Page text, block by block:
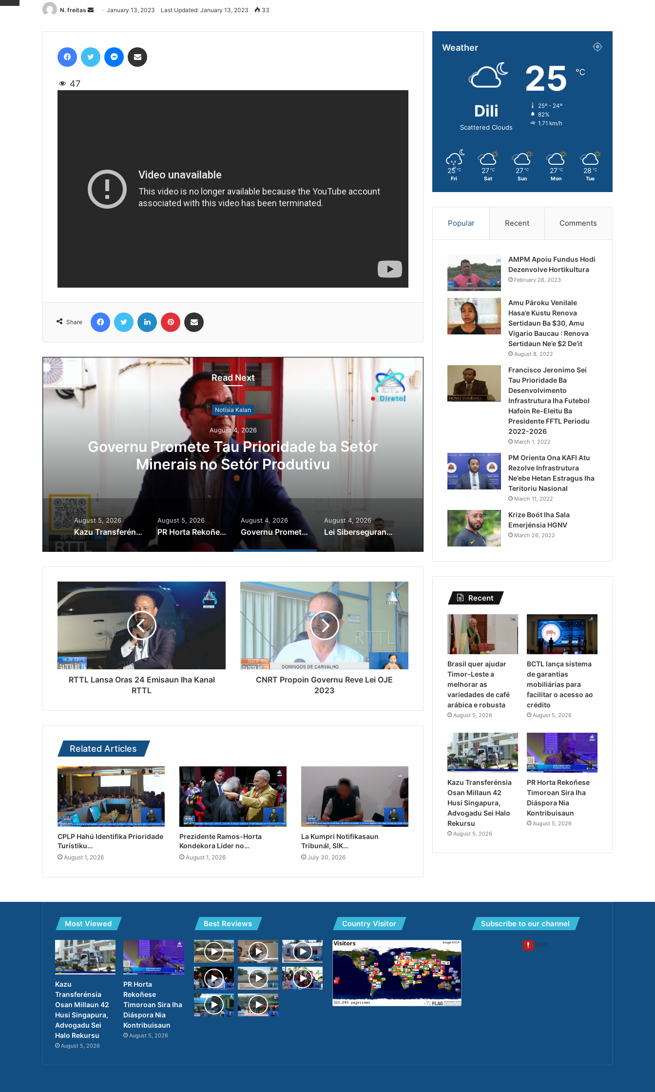
N. freitas
Send
email
January 13, 2023 Last Updated: January 13, 2023 33
47
Share
Read Next
Notísia Kalan
August 4, 2026
Governu Promete Tau Prioridade ba Setór
Minerais no Setór Produtivu
Lei Siberseguransa Ajuda
Kaptura Autór Kriminozu
Estranjeiru
August 5, 2026
Kazu Transferénsia Osan Millaun 42 Husi Singapura, Advogadu Sei Halo Rekursu
August 5, 2026
PR Horta Rekoñese Timoroan Sira Iha Diáspora Nia Kontribuisaun
August 4, 2026
Governu Promete Tau Prioridade ba Setór Minerais no Setór Produtivu
August 4, 2026
Lei Siberseguransa Ajuda Autoridade Polisiál Kaptura Autór Kriminozu ho Paradeiru Iha Estranjeiru
RTTL Lansa Oras 24 Emisaun Iha Kanal
RTTL
CNRT Propoin Governu Reve Lei OJE
2023
Related Articles
CPLP Hahú Identifika Prioridade
Turístiku…
August 1, 2026
Prezidente Ramos-Horta
Kondekora Líder no…
August 1, 2026
La Kumpri Notifikasaun
Tribunál, SIK…
July 30, 2026
Weather
Dili
Scattered Clouds
25 ℃
25º - 24º
82%
1.71 km/h
25 ℃
Fri
27 ℃
Sat
27 ℃
Sun
27 ℃
Mon
28 ℃
Tue
Popular Recent Comments
AMPM Apoiu Fundus Hodi
Dezenvolve Hortikultura
February 28, 2023
Amu Pároku Venilale
Hasa’e Kustu Renova
Sertidaun Ba $30, Amu
Vigario Baucau : Renova
Sertidaun Ne’e $2 De’it
August 8, 2022
Francisco Jeronimo Sei
Tau Prioridade Ba
Desenvolvimento
Infrastrutura Iha Futebol
Hafoin Re-Eleitu Ba
Presidente FFTL Periodu
2022-2026
March 1, 2022
PM Orienta Ona KAFI Atu
Rezolve Infrastrutura
Ne’ebe Hetan Estragus Iha
Teritoriu Nasional
March 11, 2022
Krize Boót Iha Sala
Emerjénsia HGNV
March 26, 2022
Recent
Brasil quer ajudar
Timor-Leste a
melhorar as
variedades de café
arábica e robusta
August 5, 2026
BCTL lança sistema
de garantias
mobiliárias para
facilitar o acesso ao
crédito
August 5, 2026
Kazu Transferénsia
Osan Millaun 42
Husi Singapura,
Advogadu Sei Halo
Rekursu
August 5, 2026
PR Horta Rekoñese
Timoroan Sira Iha
Diáspora Nia
Kontribuisaun
August 5, 2026
Most Viewed
Kazu
Transferénsia
Osan Millaun 42
Husi Singapura,
Advogadu Sei
Halo Rekursu
August 5, 2026
PR Horta
Rekoñese
Timoroan Sira Iha
Diáspora Nia
Kontribuisaun
August 5, 2026
Best Reviews Country Visitor Subscribe to our channel